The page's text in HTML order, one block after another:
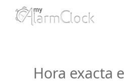
Hora exacta